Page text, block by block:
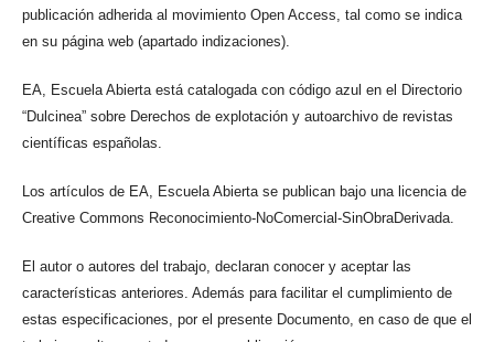
publicación adherida al movimiento Open Access, tal como se indica
en su página web (apartado indizaciones).
EA, Escuela Abierta está catalogada con código azul en el Directorio
“Dulcinea” sobre Derechos de explotación y autoarchivo de revistas
científicas españolas.
Los artículos de EA, Escuela Abierta se publican bajo una licencia de
Creative Commons Reconocimiento-NoComercial-SinObraDerivada.
El autor o autores del trabajo, declaran conocer y aceptar las
características anteriores. Además para facilitar el cumplimiento de
estas especificaciones, por el presente Documento, en caso de que el